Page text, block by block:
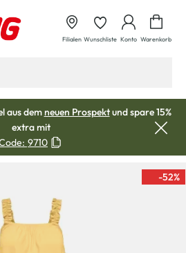
Filialen Wunschliste Konto Warenkorb
aus demneuen Prospektund spare 15%
extra mit
9710
-52%